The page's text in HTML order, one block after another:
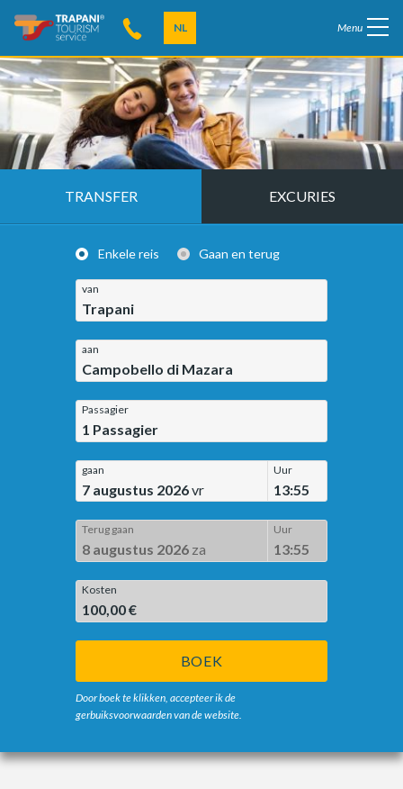
NL Menu
TRANSFER EXCURIES
Enkele reis Gaan en terug
van
Trapani
aan
Campobello di Mazara
Passagier
1 Passagier
gaan
7 augustus 2026vr
Uur
13:55
Terug gaan
8 augustus 2026 za
Uur
13:55
Kosten
100,00 €
BOEK
Door boek te klikken, accepteer ik de
gerbuiksvoorwaarden van de website.